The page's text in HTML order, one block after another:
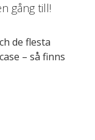
gång till!
de flesta
– så finns